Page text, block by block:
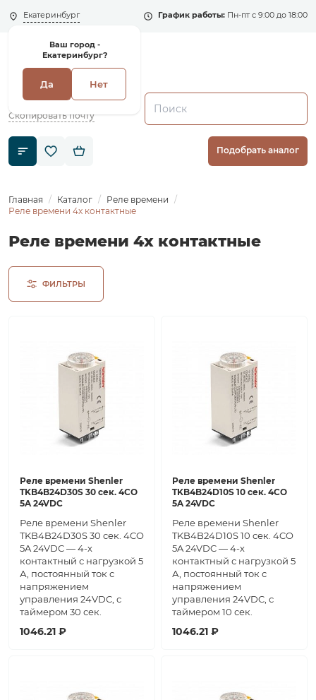
Екатеринбург
Ваш город -
Екатеринбург?
Да Нет
График работы: Пн-пт с 9:00 до 18:00
Скопировать почту
Подобрать аналог
Главная Каталог
Реле времени
Реле времени 4x контактные
Реле времени 4x контактные
ФИЛЬТРЫ
Реле времени Shenler
TKB4B24D30S 30 сек. 4CO
5A 24VDC
Реле времени Shenler
TKB4B24D30S 30 сек. 4CO
5A 24VDC — 4-х
контактный с нагрузкой 5
А, постоянный ток с
напряжением
управления 24VDC, с
таймером 30 сек.
1046.21 ₽
Реле времени Shenler
TKB4B24D10S 10 сек. 4CO
5A 24VDC
Реле времени Shenler
TKB4B24D10S 10 сек. 4CO
5A 24VDC — 4-х
контактный с нагрузкой 5
А, постоянный ток с
напряжением
управления 24VDC, с
таймером 10 сек.
1046.21 ₽